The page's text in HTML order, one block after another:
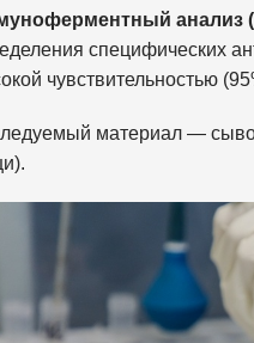
анализ
специфических
чувствительностью
материал —